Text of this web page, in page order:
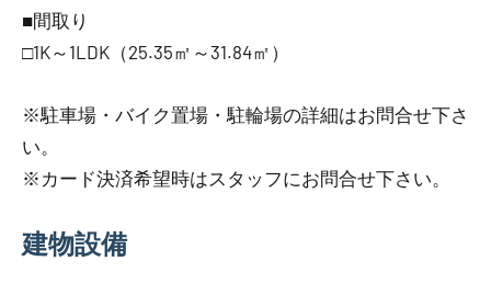
■間取り
□1K～1LDK（25.35㎡～31.84㎡）
※駐車場・バイク置場・駐輪場の詳細はお問合せ下さ
い。
※カード決済希望時はスタッフにお問合せ下さい。
建物設備